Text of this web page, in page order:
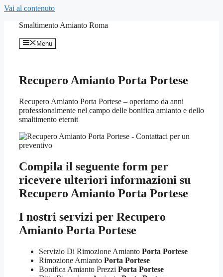
Vai al contenuto
Smaltimento Amianto Roma
Menu
Recupero Amianto Porta Portese
Recupero Amianto Porta Portese – operiamo da anni
professionalmente nel campo delle bonifica amianto e dello
smaltimento eternit
Compila il seguente form per
ricevere ulteriori informazioni su
Recupero Amianto Porta Portese
I nostri servizi per Recupero
Amianto Porta Portese
Servizio Di Rimozione Amianto Porta Portese
Rimozione Amianto Porta Portese
Bonifica Amianto Prezzi Porta Portese